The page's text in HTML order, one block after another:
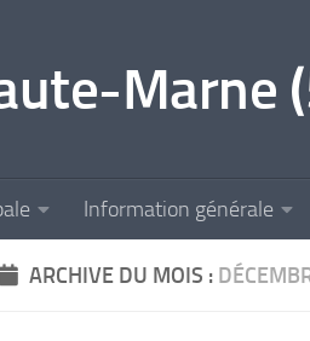
Marne
Information générale
ARCHIVE DU MOIS :